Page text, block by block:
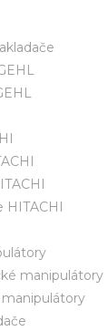
HITACHI
manipulátory